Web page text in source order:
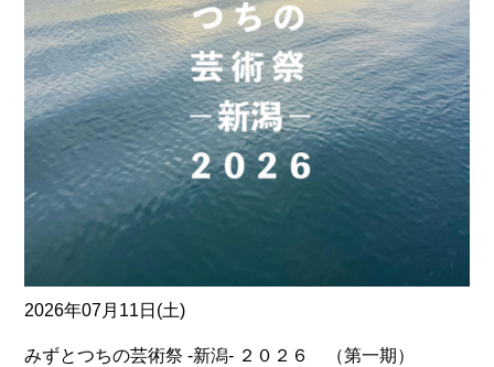
2026年07月11日(土)
みずとつちの芸術祭 ‐新潟‐ ２０２６ （第一期）